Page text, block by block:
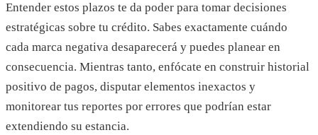
Entender estos plazos te da poder para tomar decisiones
estratégicas sobre tu crédito. Sabes exactamente cuándo
cada marca negativa desaparecerá y puedes planear en
consecuencia. Mientras tanto, enfócate en construir historial
positivo de pagos, disputar elementos inexactos y
monitorear tus reportes por errores que podrían estar
extendiendo su estancia.